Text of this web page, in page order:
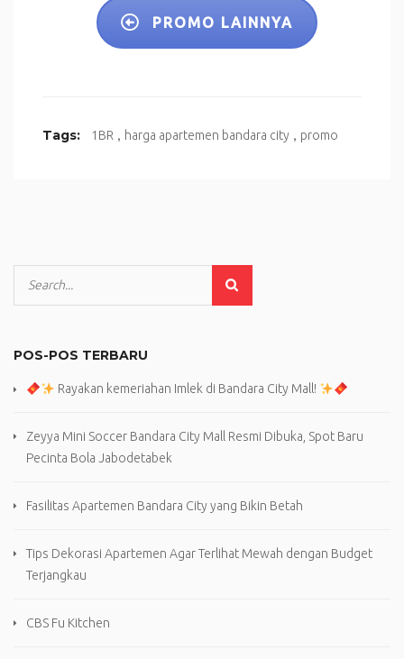
PROMO LAINNYA
Tags: 1BR , harga apartemen bandara city , promo
POS-POS TERBARU
Rayakan kemeriahan Imlek di Bandara City Mall!
Zeyya Mini Soccer Bandara City Mall Resmi Dibuka, Spot Baru
Pecinta Bola Jabodetabek
Fasilitas Apartemen Bandara City yang Bikin Betah
Tips Dekorasi Apartemen Agar Terlihat Mewah dengan Budget
Terjangkau
CBS Fu Kitchen